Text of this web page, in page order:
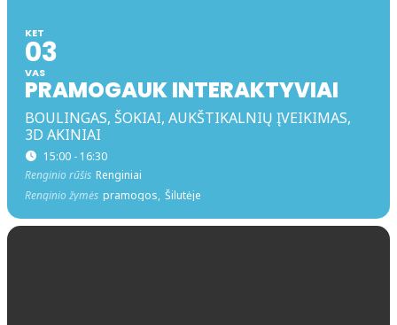
KET
03
VAS
PRAMOGAUK INTERAKTYVIAI
BOULINGAS, ŠOKIAI, AUKŠTIKALNIŲ ĮVEIKIMAS,
3D AKINIAI
15:00 - 16:30
Renginio rūšis Renginiai
Renginio žymės pramogos, Šilutėje